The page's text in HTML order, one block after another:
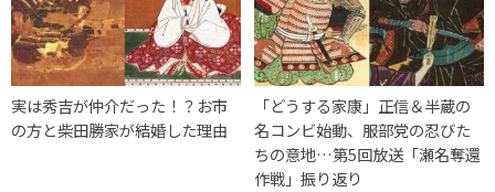
実は秀吉が仲介だった！？お市
の方と柴田勝家が結婚した理由
「どうする家康」正信＆半蔵の
名コンビ始動、服部党の忍びた
ちの意地…第5回放送「瀬名奪還
作戦」振り返り